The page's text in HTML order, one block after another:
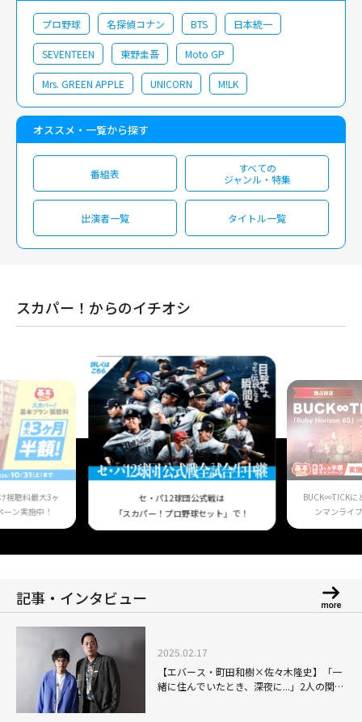
プロ野球 名探偵コナン BTS 日本統一
SEVENTEEN 東野圭吾 Moto GP
Mrs. GREEN APPLE UNICORN M!LK
オススメ・一覧から探す
番組表
すべての
ジャンル・特集
出演者一覧 タイトル一覧
スカパー！からのイチオシ
視聴料最大3ヶ
ン実施中！
セ・パ12球団公式戦は
「スカパー！プロ野球セット」で！
BUCK∞TICKに
ンマンライ
記事・インタビュー
2025.02.17
【エバース・町田和樹×佐々木隆史】「一
緒に住んでいたとき、深夜に...」2人の関係